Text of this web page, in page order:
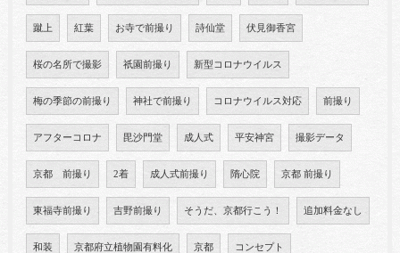
蹴上 紅葉 お寺で前撮り 詩仙堂 伏見御香宮
桜の名所で撮影 祇園前撮り 新型コロナウイルス
梅の季節の前撮り 神社で前撮り コロナウイルス対応 前撮り
アフターコロナ 毘沙門堂 成人式 平安神宮 撮影データ
京都 前撮り 2着 成人式前撮り 隋心院 京都 前撮り
東福寺前撮り 吉野前撮り そうだ、京都行こう！ 追加料金なし
和装 京都府立植物園有料化 京都 コンセプト